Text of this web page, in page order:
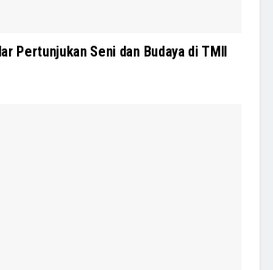
Pertunjukan Seni dan Budaya di TMII